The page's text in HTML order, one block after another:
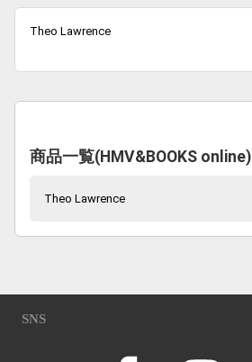
Theo Lawrence
商品一覧(HMV&BOOKS online)
Theo Lawrence
SNS